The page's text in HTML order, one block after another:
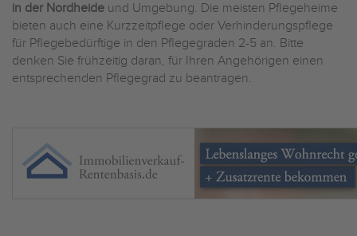
in der Nordheide und Umgebung. Die meisten Pflegeheime
bieten auch eine Kurzzeitpflege oder Verhinderungspflege
für Pflegebedürftige in den Pflegegraden 2-5 an. Bitte
denken Sie frühzeitig daran, für Ihren Angehörigen einen
entsprechenden Pflegegrad zu beantragen.